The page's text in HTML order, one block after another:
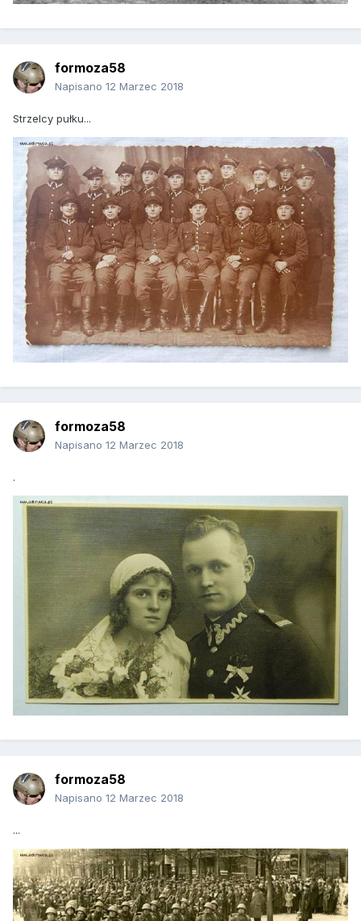
formoza58
Napisano 12 Marzec 2018
Strzelcy pułku...
formoza58
Napisano 12 Marzec 2018
.
formoza58
Napisano 12 Marzec 2018
...